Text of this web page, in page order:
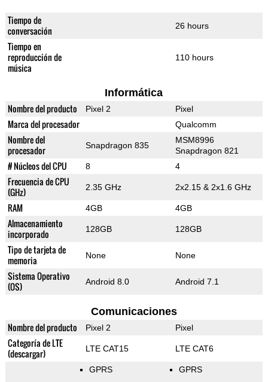
Tiempo de
conversación
26 hours
Tiempo en
reproducción de
música
110 hours
Informática
Nombre del producto Pixel 2 Pixel
Marca del procesador Qualcomm
Nombre del
procesador
Snapdragon 835
MSM8996
Snapdragon 821
# Núcleos del CPU 8 4
Frecuencia de CPU
(GHz)
2.35 GHz 2x2.15 & 2x1.6 GHz
RAM 4GB 4GB
Almacenamiento
incorporado
128GB 128GB
Tipo de tarjeta de
memoria
None None
Sistema Operativo
(OS)
Android 8.0 Android 7.1
Comunicaciones
Nombre del producto Pixel 2 Pixel
Categoría de LTE
(descargar)
LTE CAT15 LTE CAT6
GPRS GPRS